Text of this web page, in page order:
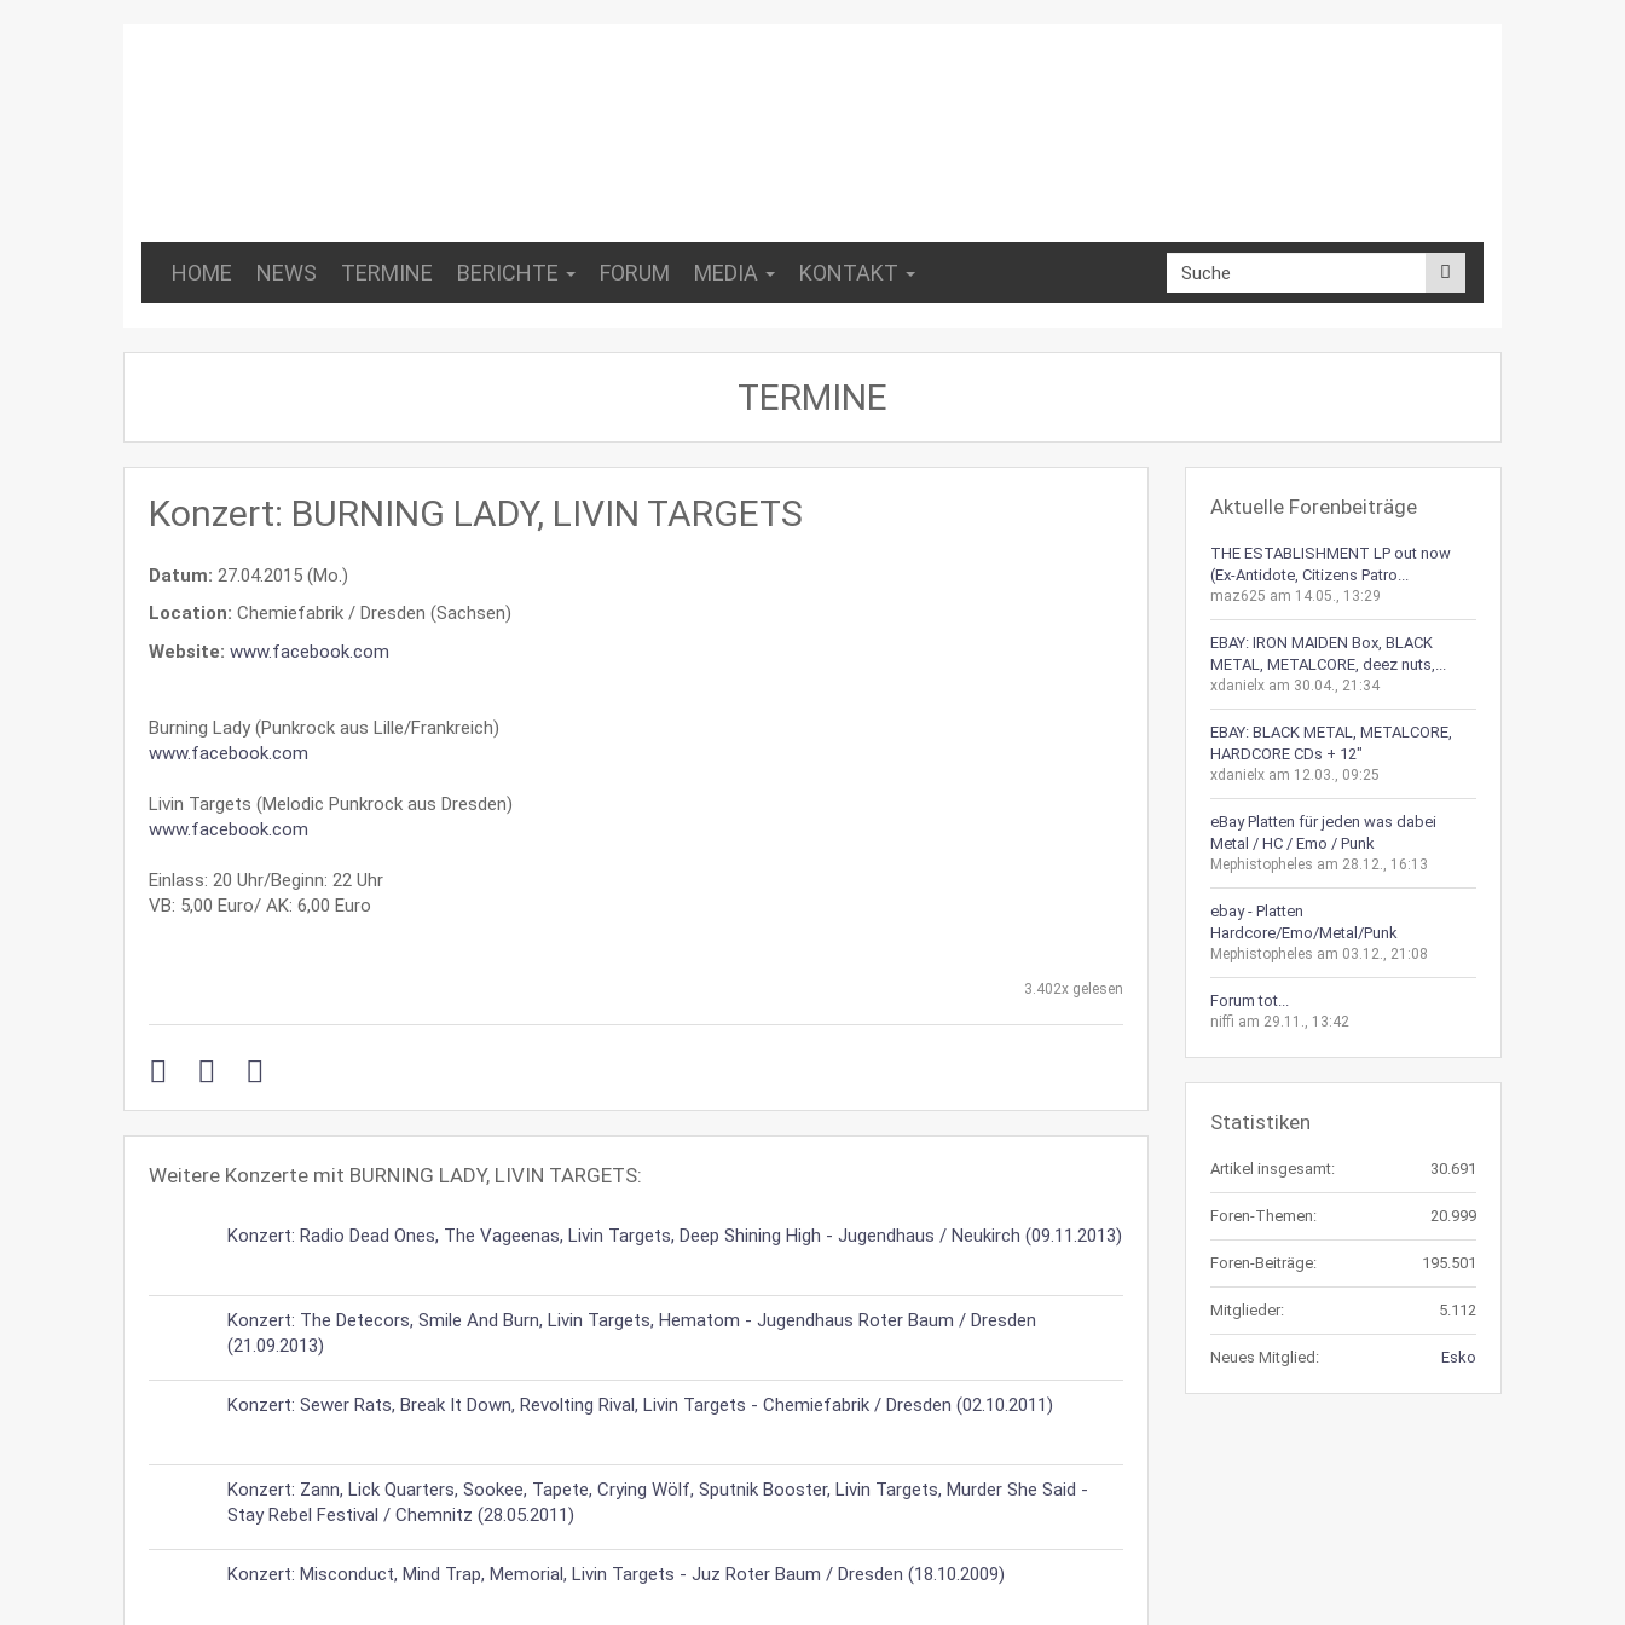
HOME NEWS TERMINE BERICHTE FORUM MEDIA KONTAKT
TERMINE
Konzert: BURNING LADY, LIVIN TARGETS
Datum: 27.04.2015 (Mo.)
Location: Chemiefabrik / Dresden (Sachsen)
Website: www.facebook.com
Burning Lady (Punkrock aus Lille/Frankreich)
www.facebook.com
Livin Targets (Melodic Punkrock aus Dresden)
www.facebook.com
Einlass: 20 Uhr/Beginn: 22 Uhr
VB: 5,00 Euro/ AK: 6,00 Euro
3.402x gelesen
Weitere Konzerte mit BURNING LADY, LIVIN TARGETS:
Konzert: Radio Dead Ones, The Vageenas, Livin Targets, Deep Shining High - Jugendhaus / Neukirch (09.11.2013)
Konzert: The Detecors, Smile And Burn, Livin Targets, Hematom - Jugendhaus Roter Baum / Dresden
(21.09.2013)
Konzert: Sewer Rats, Break It Down, Revolting Rival, Livin Targets - Chemiefabrik / Dresden (02.10.2011)
Konzert: Zann, Lick Quarters, Sookee, Tapete, Crying Wölf, Sputnik Booster, Livin Targets, Murder She Said -
Stay Rebel Festival / Chemnitz (28.05.2011)
Konzert: Misconduct, Mind Trap, Memorial, Livin Targets - Juz Roter Baum / Dresden (18.10.2009)
Aktuelle Forenbeiträge
THE ESTABLISHMENT LP out now
(Ex-Antidote, Citizens Patro...
maz625 am 14.05., 13:29
EBAY: IRON MAIDEN Box, BLACK
METAL, METALCORE, deez nuts,...
xdanielx am 30.04., 21:34
EBAY: BLACK METAL, METALCORE,
HARDCORE CDs + 12"
xdanielx am 12.03., 09:25
eBay Platten für jeden was dabei
Metal / HC / Emo / Punk
Mephistopheles am 28.12., 16:13
ebay - Platten
Hardcore/Emo/Metal/Punk
Mephistopheles am 03.12., 21:08
Forum tot...
niffi am 29.11., 13:42
Statistiken
Artikel insgesamt: 30.691
Foren-Themen: 20.999
Foren-Beiträge: 195.501
Mitglieder: 5.112
Neues Mitglied: Esko